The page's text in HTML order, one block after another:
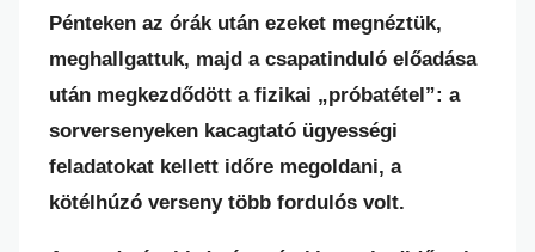
Pénteken az órák után ezeket megnéztük,
meghallgattuk, majd a csapatinduló előadása
után megkezdődött a fizikai „próbatétel”: a
sorversenyeken kacagtató ügyességi
feladatokat kellett időre megoldani, a
kötélhúzó verseny több fordulós volt.